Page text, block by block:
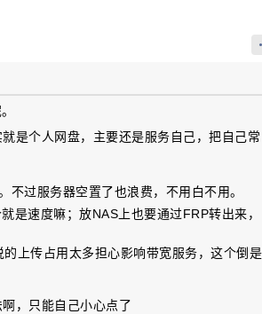
是个人网盘，主要还是服务自己，把自己常
过服务器空置了也浪费，不用白不用。
是速度嘛；放NAS上也要通过FRP转出来，
上传占用太多担心影响带宽服务，这个倒是
，只能自己小心点了